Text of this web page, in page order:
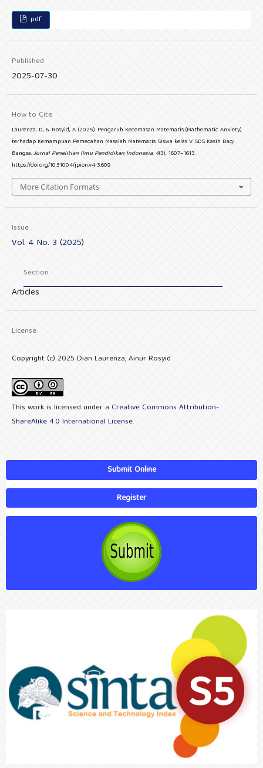
pdf
Published
2025-07-30
How to Cite
Laurenza, D., & Rosyid, A. (2025). Pengaruh Kecemasan Matematis (Mathematic Anxiety)
terhadap Kemampuan Pemecahan Masalah Matematis Siswa kelas V SDS Kasih Bagi
Bangsa.Jurnal Penelitian Ilmu Pendidikan Indonesia, 4(3), 1607–1613.
https://doi.org/10.31004/jpion.v4i3.609
More Citation Formats
Issue
Vol. 4 No. 3 (2025)
Section
Articles
License
Copyright (c) 2025 Dian Laurenza, Ainur Rosyid
This work is licensed under a Creative Commons Attribution-
ShareAlike 4.0 International License.
Submit Online
Register